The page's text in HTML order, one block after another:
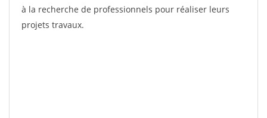
à la recherche de professionnels pour réaliser leurs
projets travaux.